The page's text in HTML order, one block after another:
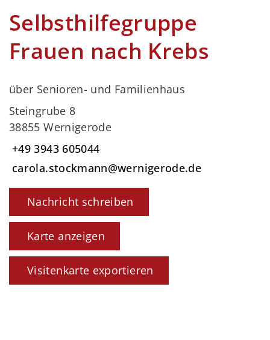
Selbsthilfegruppe
Frauen nach Krebs
über Senioren- und Familienhaus
Steingrube 8
38855 Wernigerode
+49 3943 605044
carola.stockmann@wernigerode.de
Nachricht schreiben
Karte anzeigen
Visitenkarte exportieren